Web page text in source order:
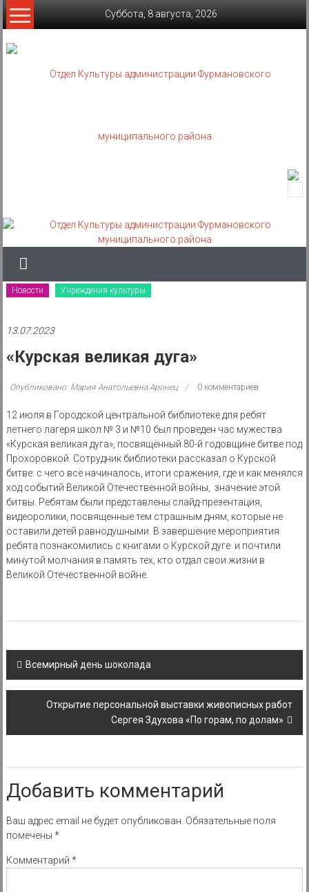
Skip
to
Суббота, 8 августа, 2026
администрации
Фурмановского
муниципального
казенное
Новости Учреждения культуры
13.07.2023
«Курская великая дуга»
Опубликовано: Мария Анатольевна Аронец 0 комментариев
12 июля в Городской центральной библиотеке для ребят
летнего лагеря школ № 3 и №10 был проведен час мужества
«Курская великая дуга», посвящённый 80-й годовщине битве под
Прохоровкой. Сотрудник библиотеки рассказал о Курской
битве: с чего всё начиналось, итоги сражения, где и как менялся
ход событий Великой Отечественной войны, значение этой
битвы. Ребятам были представлены слайд-презентация,
видеоролики, посвященные тем страшным дням, которые не
оставили детей равнодушными. В завершение мероприятия
ребята познакомились с книгами о Курской дуге и почтили
минутой молчания в память тех, кто отдал свои жизни в
Великой Отечественной войне.
Post
navigation
Всемирный день шоколада
Открытие персональной выставки живописных работ
Сергея Здухова «По горам, по долам»
Добавить комментарий
Ваш адрес email не будет опубликован. Обязательные поля
помечены *
Комментарий *